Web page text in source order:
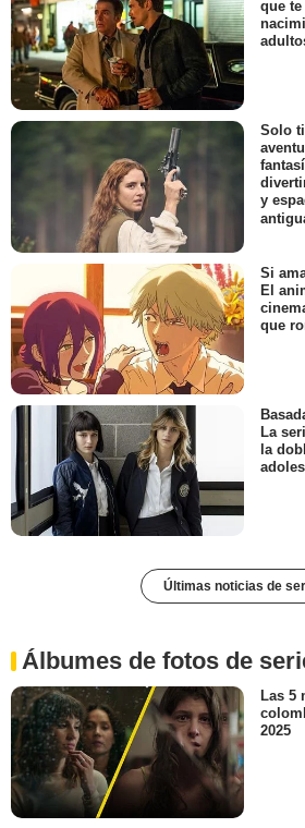
que te
Solo
y
Si
El
que
La
la
Últimas noticias de
Álbumes de fotos de
Las 5
2025